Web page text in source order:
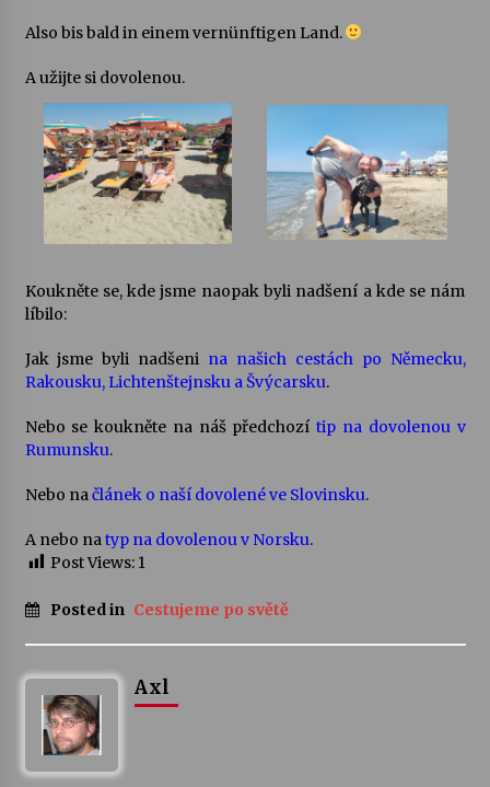
Also bis bald in einem vernünftigen Land.
A užijte si dovolenou.
Koukněte se, kde jsme naopak byli nadšení a kde se nám
líbilo:
Jak jsme byli nadšeni na našich cestách po Německu,
Rakousku, Lichtenštejnsku a Švýcarsku.
Nebo se koukněte na náš předchozítip na dovolenou v
Rumunsku.
Nebo na článek o naší dovolené ve Slovinsku.
A nebo na typ na dovolenou v Norsku.
Post Views: 1
Posted in Cestujeme po světě
Axl